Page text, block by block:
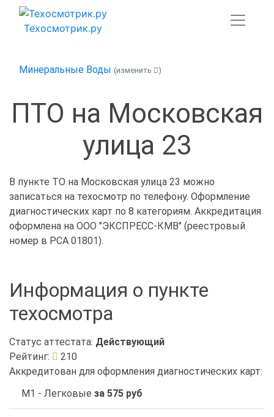
Техосмотрик.ру
Минеральные Воды (изменить )
ПТО на Московская
улица 23
В пункте ТО на Московская улица 23 можно
записаться на техосмотр по телефону. Оформление
диагностических карт по 8 категориям. Аккредитация
оформлена на ООО "ЭКСПРЕСС-КМВ" (реестровый
номер в РСА 01801).
Информация о пункте
техосмотра
Статус аттестата: Действующий
Рейтинг:
210
Аккредитован для оформления диагностических карт:
M1 - Легковые за 575 руб